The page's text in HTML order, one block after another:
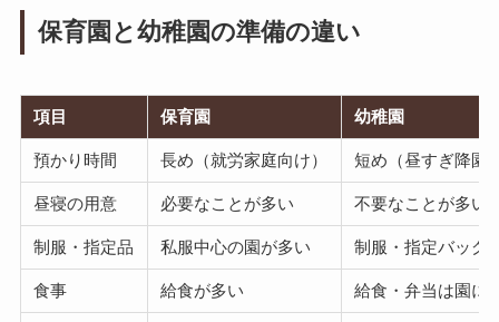
保育園と幼稚園の準備の違い
項目 保育園 幼稚園
預かり時間 長め（就労家庭向け） 短め（昼すぎ降園
昼寝の用意 必要なことが多い 不要なことが多い
制服・指定品 私服中心の園が多い 制服・指定バッグ
食事 給食が多い 給食・弁当は園に